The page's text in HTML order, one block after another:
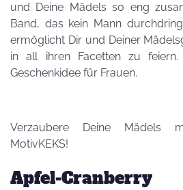
und Deine Mädels so eng
Band, das kein Mann
ermöglicht Dir und Deiner
in all ihren Facetten zu feiern.
Geschenkidee für Frauen.
Verzaubere Deine Mädels
MotivKEKS!
Apfel-Cranberry